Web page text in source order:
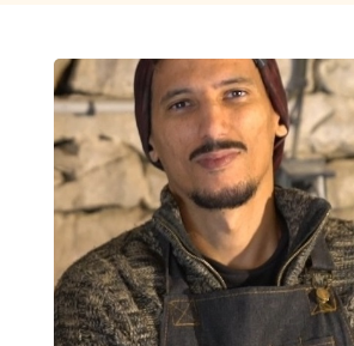
Consulter le programme détaillé